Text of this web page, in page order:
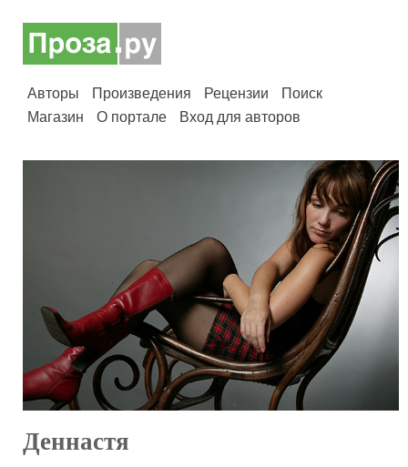
Авторы Произведения Рецензии
Поиск
Магазин
О портале Вход для авторов
Деннастя